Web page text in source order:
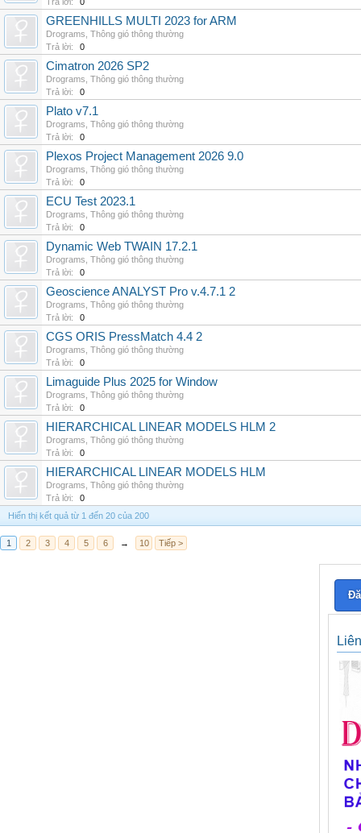
GREENHILLS MULTI 2023 for ARM
Drograms Thông gió thông thường
Trả lời:
0
Cimatron 2026 SP2
Drograms Thông gió thông thường
Trả lời:
0
Plato v7.1
Drograms Thông gió thông thường
Trả lời:
0
Plexos Project Management 2026 9.0
Drograms Thông gió thông thường
Trả lời:
0
ECU Test 2023.1
Drograms Thông gió thông thường
Trả lời:
0
Dynamic Web TWAIN 17.2.1
Drograms Thông gió thông thường
Trả lời:
0
Geoscience ANALYST Pro v.4.7.1 2
Drograms Thông gió thông thường
Trả lời:
0
CGS ORIS PressMatch 4.4 2
Drograms Thông gió thông thường
Trả lời:
0
Limaguide Plus 2025 for Window
Drograms Thông gió thông thường
Trả lời:
0
HIERARCHICAL LINEAR MODELS HLM 2
Drograms Thông gió thông thường
Trả lời:
0
HIERARCHICAL LINEAR MODELS HLM
Drograms Thông gió thông thường
Trả lời:
0
Hiển thị kết quả từ 1 đến 20 của 200
1 2 3 4 5 6 → 10 Tiếp >